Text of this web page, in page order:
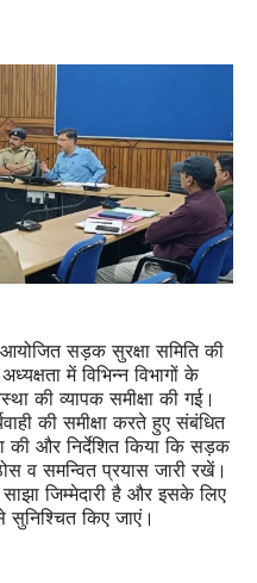
आयोजित सड़क सुरक्षा समिति की
में विभिन्न विभागों के
की व्यापक समीक्षा की गई।
की समीक्षा करते हुए संबंधित
की और निर्देशित किया कि सड़क
व समन्वित प्रयास जारी रखें।
जिम्मेदारी है और इसके लिए
किए जाएं।